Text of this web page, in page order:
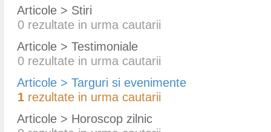
Articole > Stiri
0 rezultate in urma cautarii
Articole > Testimoniale
0 rezultate in urma cautarii
Articole > Targuri si evenimente
1 rezultate in urma cautarii
Articole > Horoscop zilnic